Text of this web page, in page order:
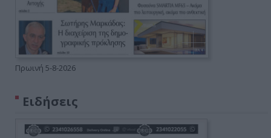
Πρωινή 5-8-2026
Ειδήσεις